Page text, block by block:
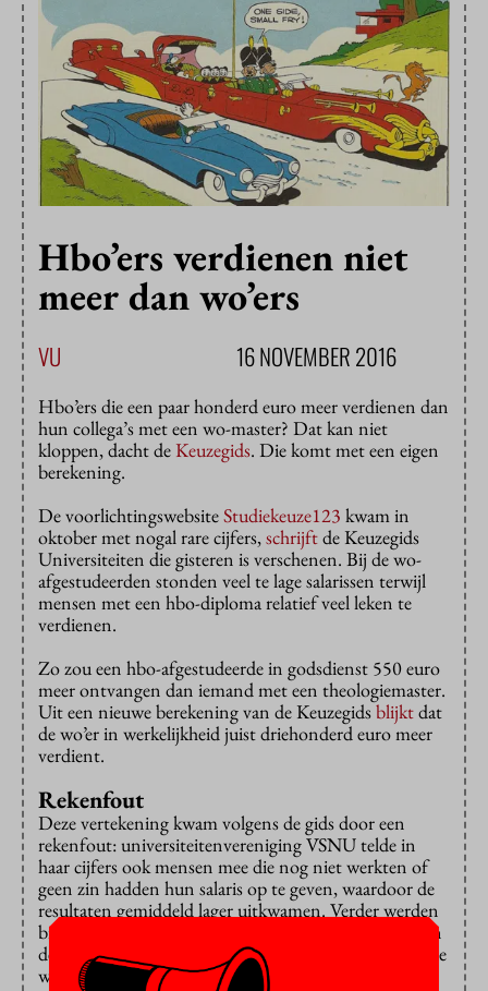
Hbo’ers verdienen niet
meer dan wo’ers
VU 16 NOVEMBER 2016
Hbo’ers die een paar honderd euro meer verdienen dan
hun collega’s met een wo-master? Dat kan niet
kloppen, dacht deKeuzegids. Die komt met een eigen
berekening.
De voorlichtingswebsiteStudiekeuze123 kwam in
oktober met nogal rare cijfers,schrijftde Keuzegids
Universiteiten die gisteren is verschenen. Bij de wo-
afgestudeerden stonden veel te lage salarissen terwijl
mensen met een hbo-diploma relatief veel leken te
verdienen.
Zo zou een hbo-afgestudeerde in godsdienst 550 euro
meer ontvangen dan iemand met een theologiemaster.
Uit een nieuwe berekening van de Keuzegidsblijktdat
de wo’er in werkelijkheid juist driehonderd euro meer
verdient.
Rekenfout
Deze vertekening kwam volgens de gids door een
rekenfout: universiteitenvereniging VSNU telde in
haar cijfers ook mensen mee die nog niet werkten of
geen zin hadden hun salaris op te geven, waardoor de
resultaten gemiddeld lager uitkwamen. Verder werden
bij hbo-afgestudeerden neveninkomsten meegeteld en
de parttime-salarissen omgerekend naar fulltime. Bij de
wo’ers werd dit niet gedaan.